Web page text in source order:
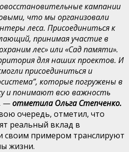
кампании
что мы организовали
леса. Присоединиться к
принимая участие в
лес» или «Сад памяти».
для наших проектов. И
присоединиться и
которые погружены в
и понимают всю важность
—отметила Ольга Степченко.
очередь, отметил, что
реальный вклад в
своим примером транслируют
жизни.